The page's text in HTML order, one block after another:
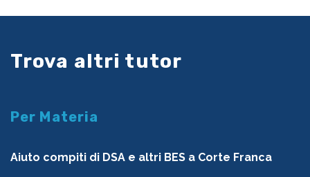
Trova altri tutor
Per Materia
Aiuto compiti di DSA e altri BES a Corte Franca